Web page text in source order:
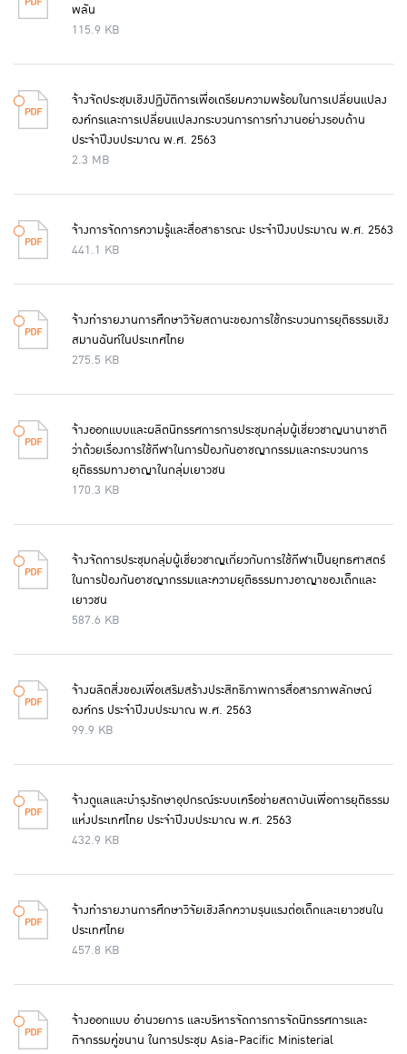
พลัน
115.9 KB
จ้างจัดประชุมเชิงปฏิบัติการเพื่อเตรียมความพร้อมในการเปลี่ยนแปลง
องค์กรและการเปลี่ยนแปลงกระบวนการการทำงานอย่างรอบด้าน
ประจำปีงบประมาณ พ.ศ. 2563
2.3 MB
จ้างการจัดการความรู้และสื่อสาธารณะ ประจำปีงบประมาณ พ.ศ. 2563
441.1 KB
จ้างทำรายงานการศึกษาวิจัยสถานะของการใช้กระบวนการยุติธรรมเชิง
สมานฉันท์ในประเทศไทย
275.5 KB
จ้างออกแบบและผลิตนิทรรศการการประชุมกลุ่มผู้เชี่ยวชาญนานาชาติ
ว่าด้วยเรื่องการใช้กีฬาในการป้องกันอาชญากรรมและกระบวนการ
ยุติธรรมทางอาญาในกลุ่มเยาวชน
170.3 KB
จ้างจัดการประชุมกลุ่มผู้เชี่ยวชาญเกี่ยวกับการใช้กีฬาเป็นยุทธศาสตร์
ในการป้องกันอาชญากรรมและความยุติธรรมทางอาญาของเด็กและ
เยาวชน
587.6 KB
จ้างผลิตสิ่งของเพื่อเสริมสร้างประสิทธิภาพการสื่อสารภาพลักษณ์
องค์กร ประจำปีงบประมาณ พ.ศ. 2563
99.9 KB
จ้างดูแลและบำรุงรักษาอุปกรณ์ระบบเครือข่ายสถาบันเพื่อการยุติธรรม
แห่งประเทศไทย ประจำปีงบประมาณ พ.ศ. 2563
432.9 KB
จ้างทำรายงานการศึกษาวิจัยเชิงลึกความรุนแรงต่อเด็กและเยาวชนใน
ประเทศไทย
457.8 KB
จ้างออกแบบ อำนวยการ และบริหารจัดการการจัดนิทรรศการและ
กิจกรรมคู่ขนาน ในการประชุม Asia-Pacific Ministerial